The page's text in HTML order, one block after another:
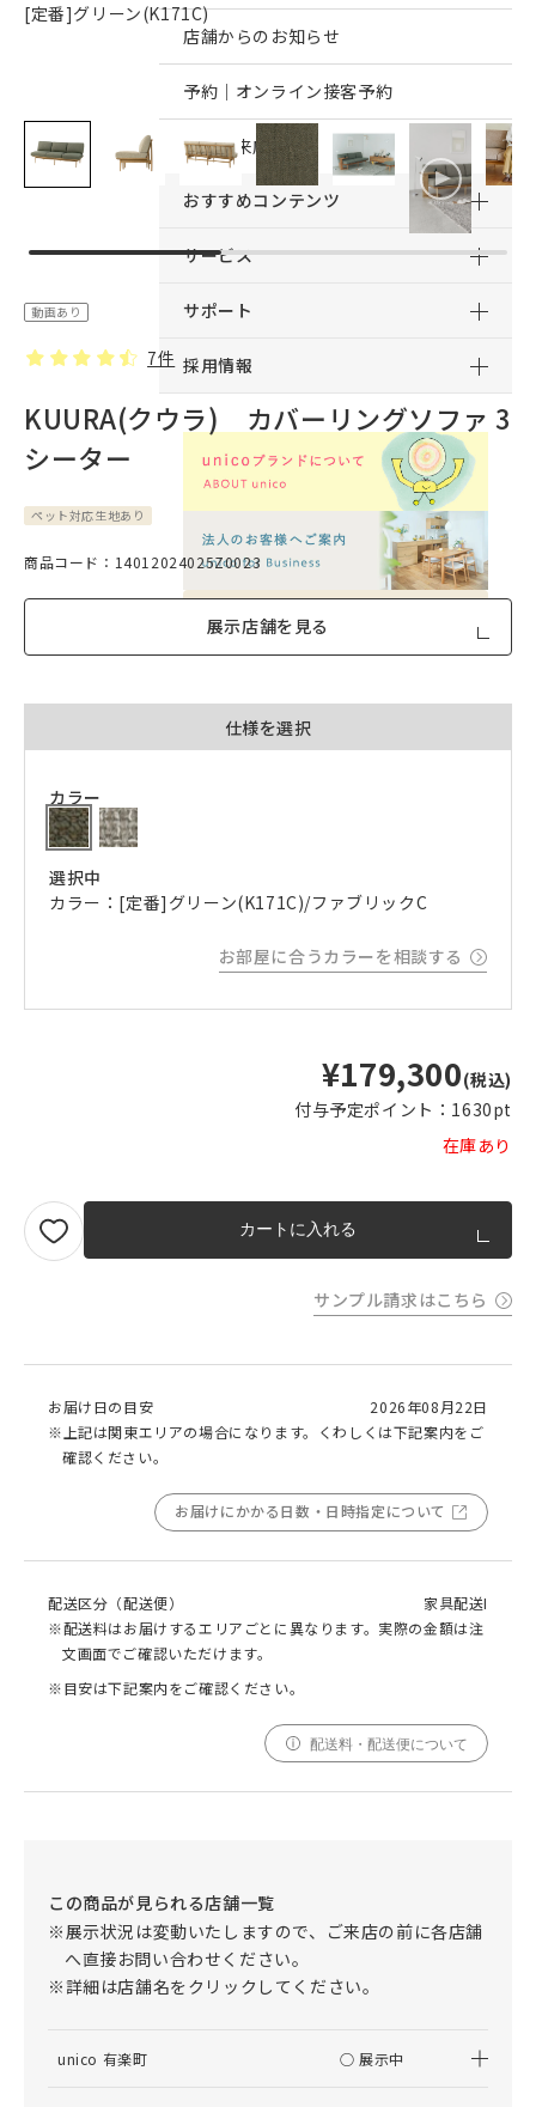
店舗からのお知らせ
予約｜オンライン接客予約
予約｜来店予約
おすすめコンテンツ
サービス
サポート
採用情報
品質への取り組みのご案内
[定番]グリーン(K171C)
動画あり
7件
KUURA(クウラ) カバーリングソファ 3
シーター
ペット対応生地あり
商品コード：14012024025Z0023
展示店舗を見る
仕様を選択
カラー
選択中
カラー：[定番]グリーン(K171C)/ファブリックC
お部屋に合うカラーを相談する
¥179,300(税込)
付与予定ポイント： 1630pt
在庫あり
カートに入れる
サンプル請求はこちら
お届け日の目安
2026年08月22日
※上記は関東エリアの場合になります。くわしくは下記案内をご
確認ください。
お届けにかかる日数・日時指定について
配送区分（配送便）
家具配送I
※配送料はお届けするエリアごとに異なります。実際の金額は注
文画面でご確認いただけます。
※目安は下記案内をご確認ください。
配送料・配送便について
この商品が見られる店舗一覧
※展示状況は変動いたしますので、ご来店の前に各店舗
へ直接お問い合わせください。
※詳細は店舗名をクリックしてください。
unico 有楽町 ○ 展示中